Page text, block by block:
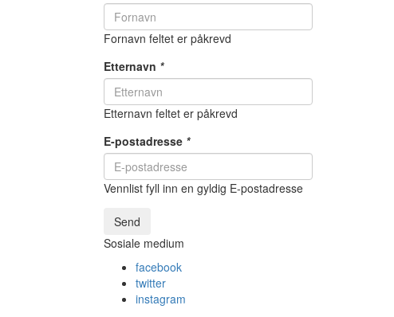
Fornavn feltet er påkrevd
Etternavn *
Etternavn feltet er påkrevd
E-postadresse *
Vennlist fyll inn en gyldig E-postadresse
Send
Sosiale medium
facebook
twitter
instagram